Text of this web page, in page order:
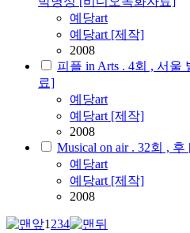
예당art
예당art [제작]
2008
피플 in Arts . 4회 , 서
료]
예당art
예당art [제작]
2008
Musical on air . 32회 ,
예당art
예당art [제작]
2008
1234